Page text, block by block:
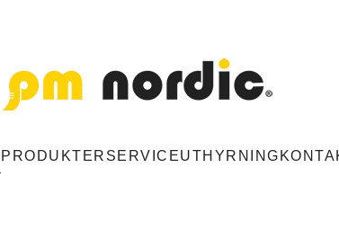
PRODUKTER SERVICEUTHYRNING